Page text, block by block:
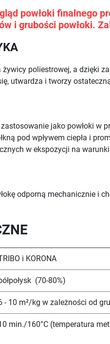
powłoki finalnego
i grubości powłoki.
poliestrowej, a dzięki
utwardza i tworzy
jako powłoki w
pod wpływem ciepła i
w ekspozycji na
odporną mechanicznie i
i KORONA
(70-80%)
- 10 m²/kg w zależności od
min./160°C (temperatura